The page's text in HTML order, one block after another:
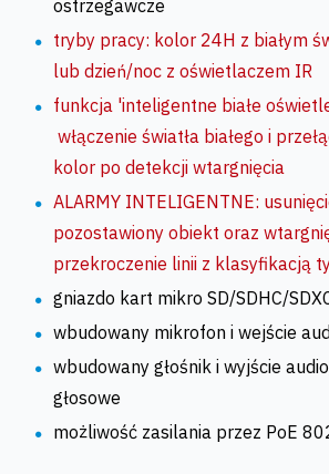
ostrzegawcze
tryby pracy: kolor 24H z białym
lub dzień/noc z oświetlaczem IR
funkcja 'inteligentne białe
włączenie światła białego i
kolor po detekcji wtargnięcia
ALARMY INTELIGENTNE:
pozostawiony obiekt oraz
przekroczenie linii z klasyfikacją
gniazdo kart mikro SD/SDHC/
wbudowany mikrofon i wejście
wbudowany głośnik i wyjście
głosowe
możliwość zasilania przez PoE